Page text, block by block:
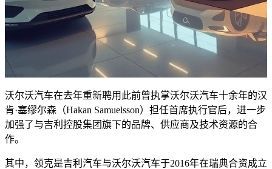
沃尔沃汽车在去年重新聘用此前曾执掌沃尔沃汽车十余年的汉
肯·塞缪尔森（Hakan Samuelsson）担任首席执行官后，进一步
加强了与吉利控股集团旗下的品牌、供应商及技术资源的合
作。
其中，领克是吉利汽车与沃尔沃汽车于2016年在瑞典合资成立